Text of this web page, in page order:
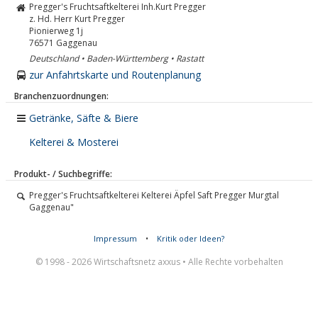
Pregger's Fruchtsaftkelterei Inh.Kurt Pregger
z. Hd. Herr Kurt Pregger
Pionierweg 1j
76571 Gaggenau
Deutschland • Baden-Württemberg • Rastatt
zur Anfahrtskarte und Routenplanung
Branchenzuordnungen:
Getränke, Säfte & Biere
Kelterei & Mosterei
Produkt- / Suchbegriffe:
Pregger's Fruchtsaftkelterei Kelterei Äpfel Saft Pregger Murgtal
Gaggenau"
Impressum • Kritik oder Ideen?
© 1998 - 2026 Wirtschaftsnetz axxus • Alle Rechte vorbehalten